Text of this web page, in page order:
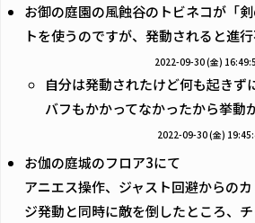
お御の庭園の風蝕谷のトビネコが「
トを使うのですが、発動されると進行
2022-09-30 (金)
自分は発動されたけど何も起きず
バフもかかってなかったから挙動
2022-09-30 (金)
お伽の庭城のフロア3にて
アニエス操作、ジャスト回避からの
ジ発動と同時に敵を倒したところ、